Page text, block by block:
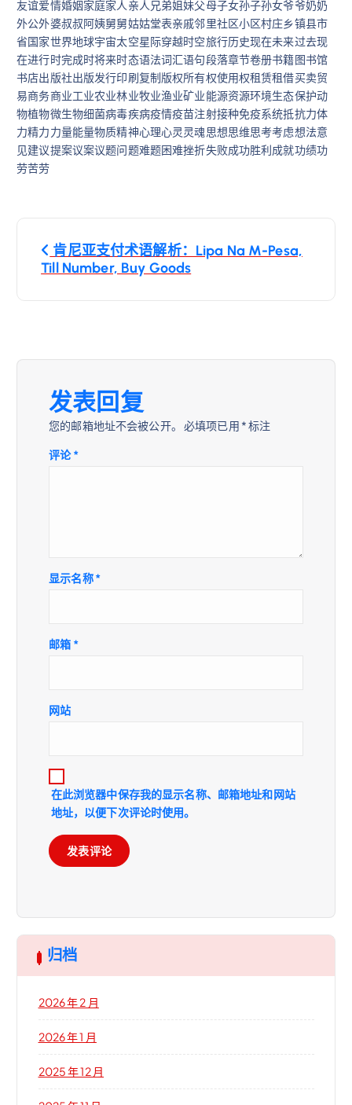
友谊爱情婚姻家庭家人亲人兄弟姐妹父母子女孙子孙女爷爷奶奶
外公外婆叔叔阿姨舅舅姑姑堂表亲戚邻里社区小区村庄乡镇县市
省国家世界地球宇宙太空星际穿越时空旅行历史现在未来过去现
在进行时完成时将来时态语法词汇语句段落章节卷册书籍图书馆
书店出版社出版发行印刷复制版权所有权使用权租赁租借买卖贸
易商务商业工业农业林业牧业渔业矿业能源资源环境生态保护动
物植物微生物细菌病毒疾病疫情疫苗注射接种免疫系统抵抗力体
力精力力量能量物质精神心理心灵灵魂思想思维思考考虑想法意
见建议提案议案议题问题难题困难挫折失败成功胜利成就功绩功
劳苦劳
文
章
航
肯尼亚支付术语解析：Lipa Na M-Pesa,
Till Number, Buy Goods
发表回复
您的邮箱地址不会被公开。 必填项已用 *标注
评论*
显示名称*
邮箱 *
网站
在此浏览器中保存我的显示名称、邮箱地址和网站
地址，以便下次评论时使用。
归档
2026 年 2 月
2026 年 1 月
2025 年 12 月